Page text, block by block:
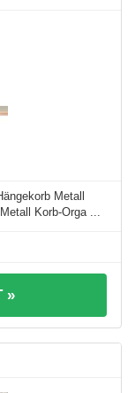
Metall
Korb-Orga ...
»